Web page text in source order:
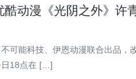
酷动漫《光阴之外》许
可能科技、伊恩动漫联合出品，
日18点在 […]